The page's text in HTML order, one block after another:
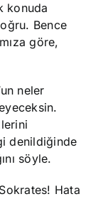
konuda
Bence
göre,
neler
denildiğinde
söyle.
Hata